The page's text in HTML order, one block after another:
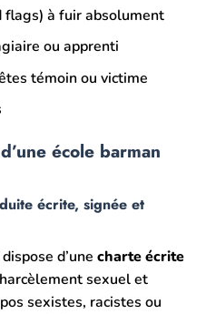
flags) à fuir absolument
ou apprenti
témoin ou victime
école barman
écrite, signée et
d’une charte écrite
sexuel et
sexistes, racistes ou